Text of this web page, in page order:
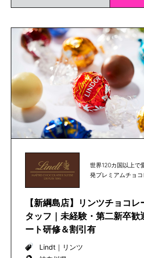
世界120カ国以上で
発プレミアムチョ
【新綱島店】リンツチョコ
タッフ｜未経験・第二新卒歓
ート研修＆割引有
Lindt｜ リンツ